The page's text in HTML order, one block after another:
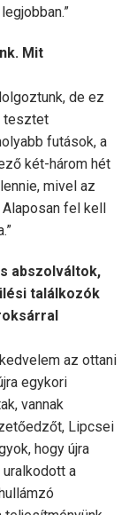
Mit
de ez
tesztet
futások, a
két-három hét
mivel az
fel kell
abszolváltok,
találkozók
az ottani
egykori
vannak
Lipcsei
hogy újra
uralkodott a